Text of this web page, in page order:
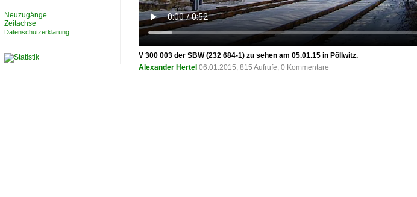
V 300 003 der SBW (232 684-1) zu sehen am 05.01.15 in Pöllwitz.
Alexander Hertel 06.01.2015, 815 Aufrufe, 0 Kommentare
Neuzugänge
Zeitachse
Datenschutzerklärung